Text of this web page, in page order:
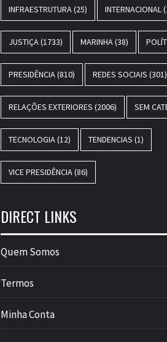
INFRAESTRUTURA (25) INTERNACIONAL
JUSTIÇA (1733) MARINHA (38)
PRESIDÊNCIA (810) REDES SOCIAIS (301)
RELAÇÕES EXTERIORES (2006) SEM
TECNOLOGIA (12) TENDENCIAS (1)
VICE PRESIDÊNCIA (86)
DIRECT LINKS
Quem Somos
Termos
Minha Conta